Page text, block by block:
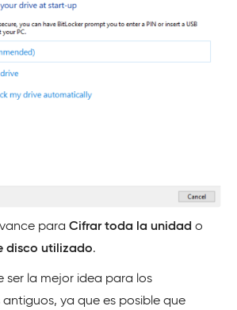
para Cifrar toda la unidad o
disco utilizado.
ser la mejor idea para los
ya que es posible que